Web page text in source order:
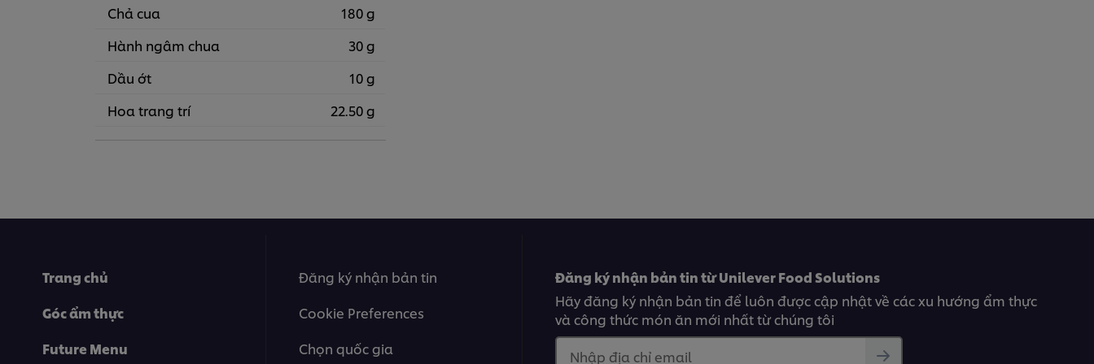
Chả cua
180 g
Hành ngâm chua
30 g
Dầu ớt
10 g
Hoa trang trí
22.50 g
Trang chủ
Góc ẩm thực
Future Menu
Đăng ký nhận bản tin
Cookie Preferences
Chọn quốc gia
Đăng ký nhận bản tin từ Unilever Food Solutions
Hãy đăng ký nhận bản tin để luôn được cập nhật về các xu hướng ẩm thực
và công thức món ăn mới nhất từ chúng tôi
Nhập địa chỉ email